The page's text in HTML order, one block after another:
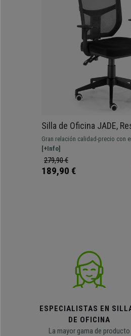
Silla de Oficina JADE,
Ajustable, Mecanismo
Malla y Tela Negra
Gran relación calidad-precio con
horas. Tiene mecanismo de
en cualquier posición y ruedas de
[+Info]
279,90 €
189,90 €
ESPECIALISTAS EN
DE OFICINA
La mayor gama de producto